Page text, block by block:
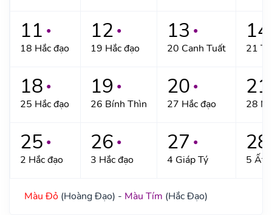
11 ●
18 Hắc đạo
12 ●
19 Hắc đạo
13 ●
20 Canh Tuất
14
21
18 ●
25 Hắc đạo
19 ●
26 Bính Thìn
20 ●
27 Hắc đạo
21
28
25 ●
2 Hắc đạo
26 ●
3 Hắc đạo
27 ●
4 Giáp Tý
28
5 Ất
Màu Đỏ (Hoàng Đạo) - Màu Tím (Hắc Đạo)